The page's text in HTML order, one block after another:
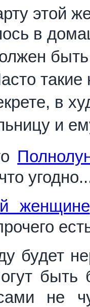
этой
в
в
и
женщине
будет
не